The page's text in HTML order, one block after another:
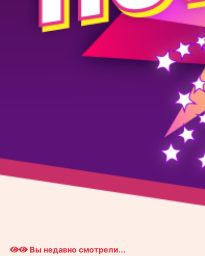
Вы недавно смотрели...